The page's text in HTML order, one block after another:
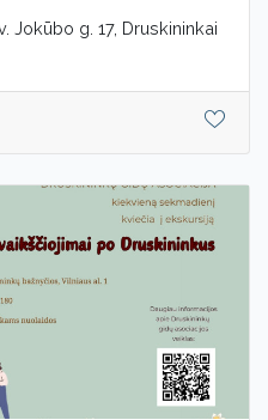
Jokūbo g. 17, Druskininkai